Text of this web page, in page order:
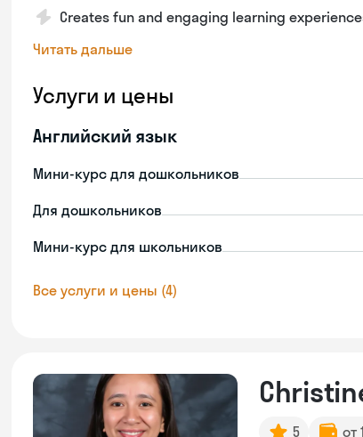
Creates fun and engaging learning
Читать дальше
Услуги и цены
Английский язык
Мини-курс для дошкольников
Для дошкольников
Мини-курс для школьников
Все услуги и цены (4)
5 от